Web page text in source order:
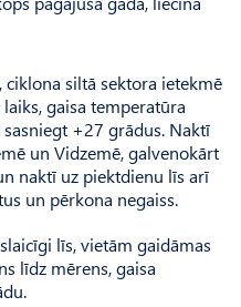
ciklona siltā sektora ietekmē
gaisa temperatūra
+27 grādus. Naktī
un Vidzemē, galvenokārt
naktī uz piektdienu līs arī
un pērkona negaiss.
līs, vietām gaidāmas
līdz mērens, gaisa